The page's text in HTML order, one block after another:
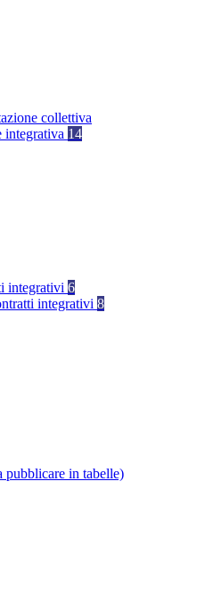
collettiva
integrativa 14
integrativi 6
integrativi 8
pubblicare in tabelle)